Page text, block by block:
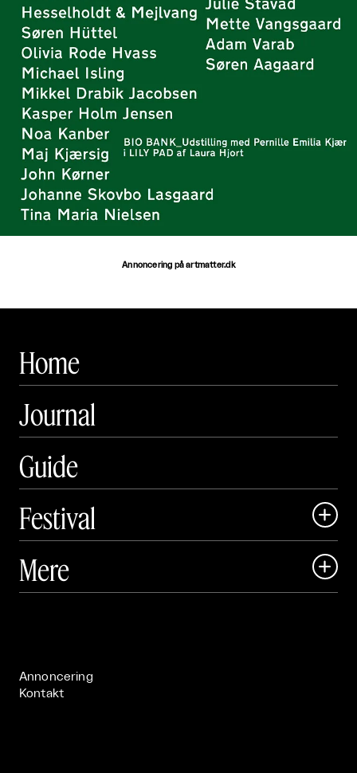
Annoncering på artmatter.dk
Home
Journal
Guide
Festival

 Art Matter Festival
Mere 
Annoncering
Kontakt